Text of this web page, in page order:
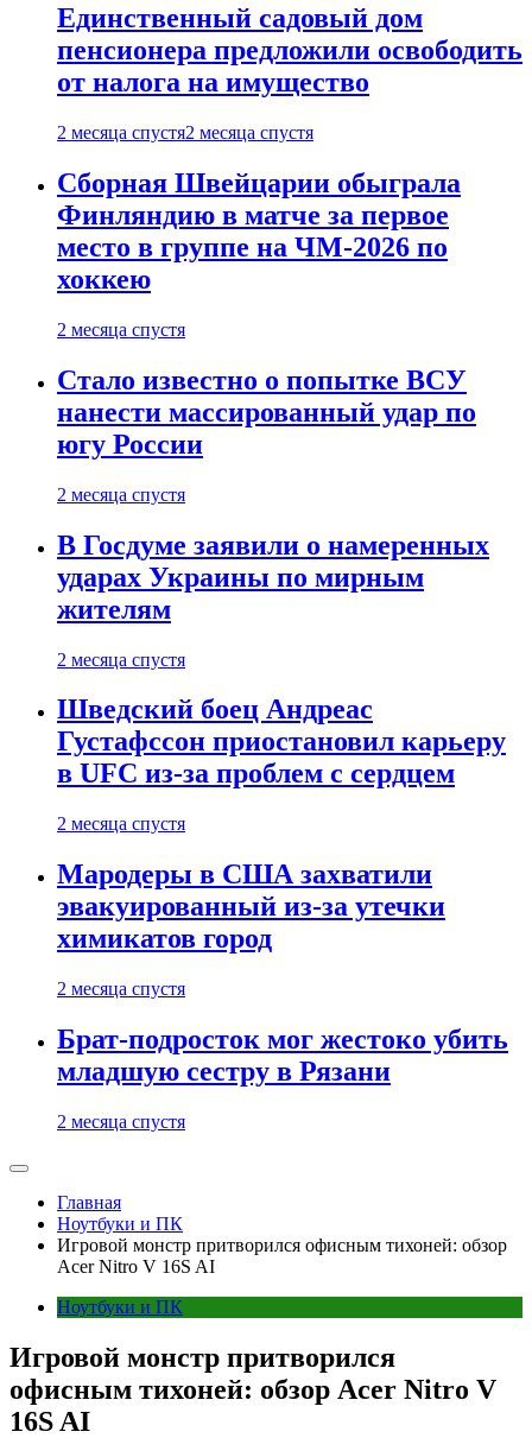
Единственный садовый дом
пенсионера предложили освободить
от налога на имущество
2 месяца спустя2 месяца спустя
Сборная Швейцарии обыграла
Финляндию в матче за первое
место в группе на ЧМ-2026 по
хоккею
2 месяца спустя
Стало известно о попытке ВСУ
нанести массированный удар по
югу России
2 месяца спустя
В Госдуме заявили о намеренных
ударах Украины по мирным
жителям
2 месяца спустя
Шведский боец Андреас
Густафссон приостановил карьеру
в UFC из-за проблем с сердцем
2 месяца спустя
Мародеры в США захватили
эвакуированный из-за утечки
химикатов город
2 месяца спустя
Брат-подросток мог жестоко убить
младшую сестру в Рязани
2 месяца спустя
Главная
Ноутбуки и ПК
Игровой монстр притворился офисным тихоней: обзор
Acer Nitro V 16S AI
Ноутбуки и ПК
Игровой монстр притворился
офисным тихоней: обзор Acer Nitro V
16S AI